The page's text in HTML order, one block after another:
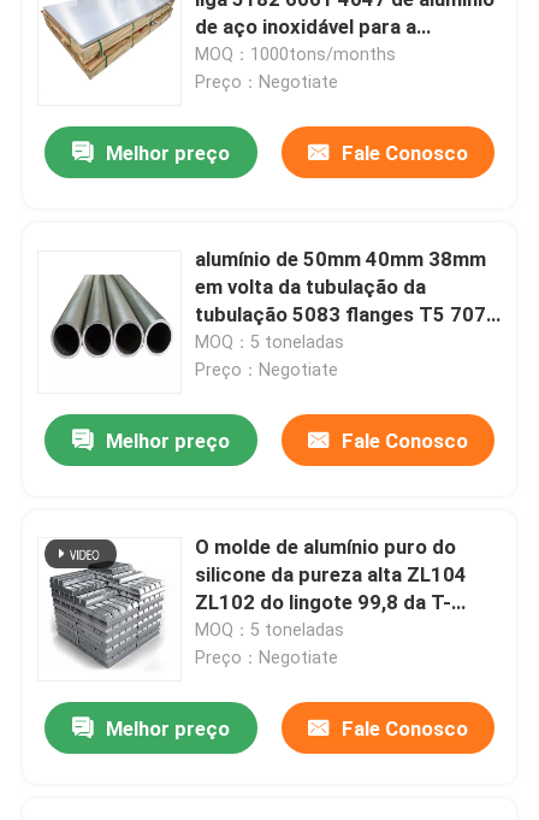
de aço inoxidável para a
construção 0.4mm
MOQ：1000tons/months
Preço：Negotiate
Melhor preço Fale Conosco
alumínio de 50mm 40mm 38mm
em volta da tubulação da
tubulação 5083 flanges T5 7075
T6 para a tubulação de óleo
MOQ：5 toneladas
Preço：Negotiate
Melhor preço Fale Conosco
O molde de alumínio puro do
silicone da pureza alta ZL104
ZL102 do lingote 99,8 da T-
barra reciclou
MOQ：5 toneladas
Preço：Negotiate
Melhor preço Fale Conosco